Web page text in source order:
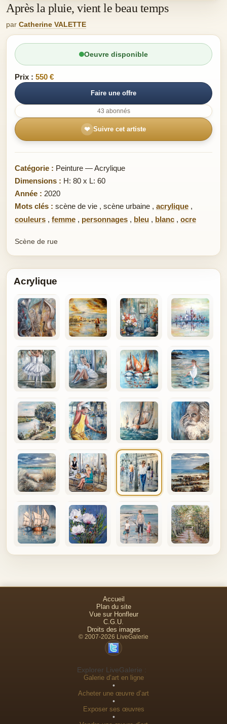
Après la pluie, vient le beau temps
par Catherine VALETTE
Oeuvre disponible
Prix : 550 €
Faire une offre
43 abonnés
❤ Suivre cet artiste
Catégorie : Peinture — Acrylique
Dimensions : H: 80 x L: 60
Année : 2020
Mots clés : scène de vie , scène urbaine , acrylique ,
couleurs , femme , personnages , bleu , blanc , ocre
Scène de rue
Acrylique
Accueil
Plan du site
Vue sur Honfleur
C.G.U.
Droits des images
© 2007-2026 LiveGalerie
Explorer LiveGalerie :
Galerie d’art en ligne
•
Acheter une œuvre d’art
•
Exposer ses œuvres
•